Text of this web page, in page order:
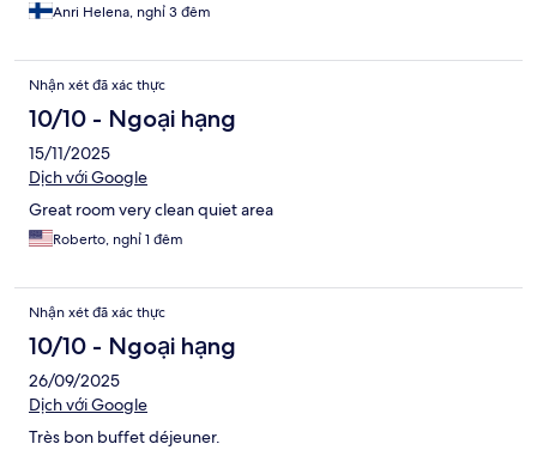
Anri Helena, nghỉ 3 đêm
Nhận xét đã xác thực
10/10 - Ngoại hạng
15/11/2025
Dịch với Google
Great room very clean quiet area
Roberto, nghỉ 1 đêm
Nhận xét đã xác thực
10/10 - Ngoại hạng
26/09/2025
Dịch với Google
Très bon buffet déjeuner.